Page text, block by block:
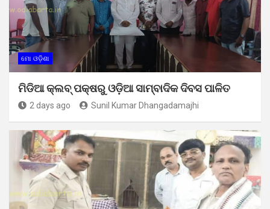
ମୋ ଓଡ଼ିଶା
ମିଡିଆ କ୍ଲବ୍ ପକ୍ଷରୁ ଓଡ଼ିଆ ସାମ୍ବାଦିକ ଦିବସ ପାଳିତ
2 days ago Sunil Kumar Dhangadamajhi